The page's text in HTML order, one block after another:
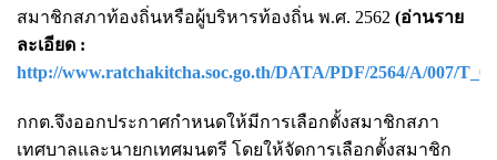
สมาชิกสภาท้องถิ่นหรือผู้บริหารท้องถิ่น พ.ศ. 2562 (อ่านราย
ละเอียด :
http://www.ratchakitcha.soc.go.th/DATA/PDF/2564/A/007/
กกต.จึงออกประกาศกำหนดให้มีการเลือกตั้งสมาชิกสภา
เทศบาลและนายกเทศมนตรี โดยให้จัดการเลือกตั้งสมาชิก